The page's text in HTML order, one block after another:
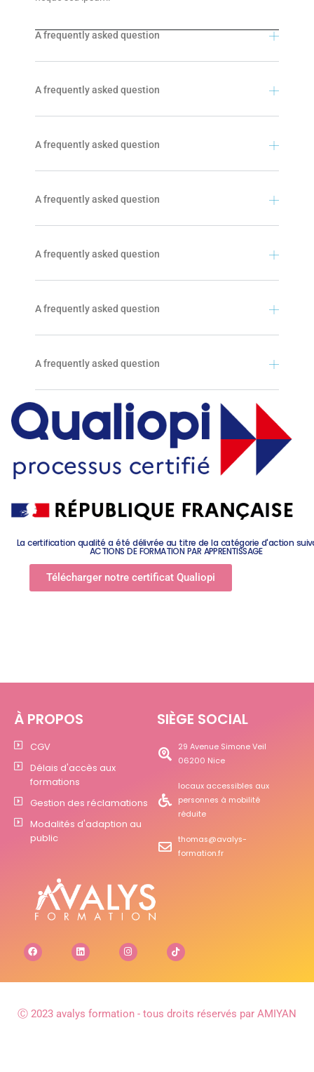
A frequently asked question
A frequently asked question
A frequently asked question
A frequently asked question
A frequently asked question
A frequently asked question
A frequently asked question
La certification qualité a été délivrée au titre de la catégorie d'action
ACTIONS DE FORMATION PAR APPRENTISSAGE
Télécharger notre certificat Qualiopi
À PROPOS
CGV
Délais d'accès aux
formations
Gestion des réclamations
Modalités d'adaption au
public
SIÈGE SOCIAL
29 Avenue Simone Veil
06200 Nice
locaux accessibles aux
personnes à mobilité
réduite
thomas@avalys-
formation.fr
Ⓒ 2023 avalys formation - tous droits réservés par AMIYAN